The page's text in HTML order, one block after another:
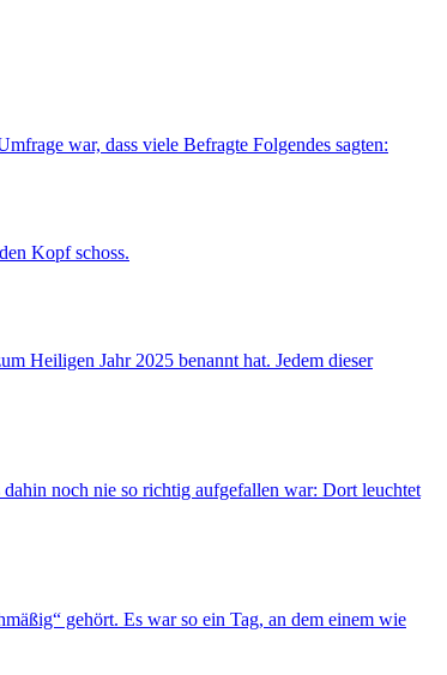
war, dass viele Befragte Folgendes sagten:
Kopf schoss.
Heiligen Jahr 2025 benannt hat. Jedem dieser
noch nie so richtig aufgefallen war: Dort leuchtet
gehört. Es war so ein Tag, an dem einem wie